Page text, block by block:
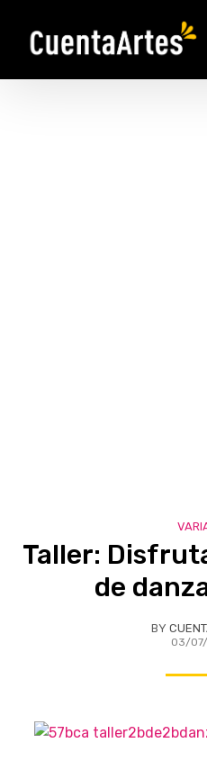
Taller:
de
BY
03/